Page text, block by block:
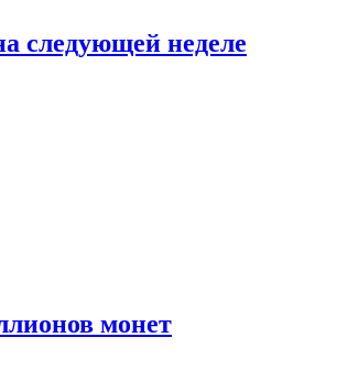
следующей неделе
монет